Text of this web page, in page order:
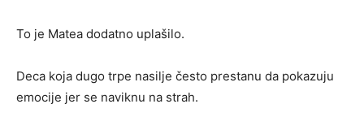
To je Matea dodatno uplašilo.
Deca koja dugo trpe nasilje često prestanu da pokazuju
emocije jer se naviknu na strah.